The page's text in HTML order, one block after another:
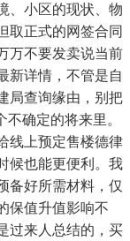
、小区的现状、物
取正式的网签合同
万不要发卖说当前
新详情，不管是自
局查询缘由，别把
确定的将来里。
线上预定售楼德律
候也能更便利。我
备好所需材料，仅
保值升值影响不
过来人总结的，买